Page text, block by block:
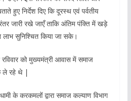
हुए निर्देश दिए कि दूरस्थ एवं पर्वतीय
जारी रखे जाएँ ताकि अंतिम पंक्ति में खड़े
लाभ सुनिश्चित किया जा सके।
रविवार को मुख्यमंत्री आवास में समाज
ले रहे थे |
के करकमलों द्वारा समाज कल्याण विभाग